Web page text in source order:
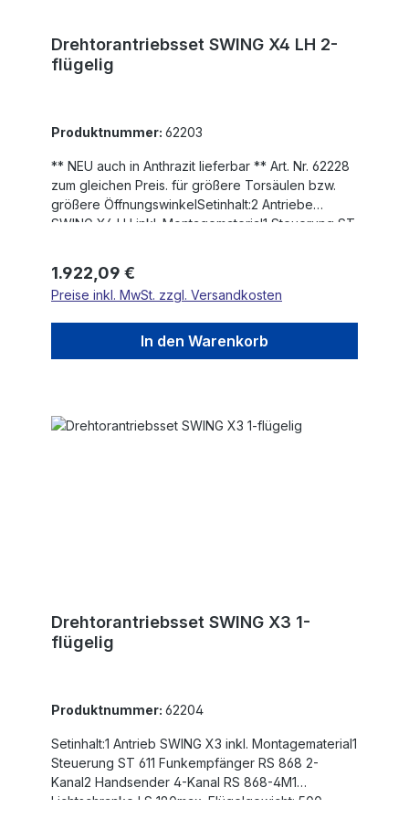
Drehtorantriebsset SWING X4 LH 2-
flügelig
Produktnummer: 62203
** NEU auch in Anthrazit lieferbar ** Art. Nr. 62228
zum gleichen Preis. für größere Torsäulen bzw.
größere ÖffnungswinkelSetinhalt:2 Antriebe
SWING X4 LH inkl. Montagematerial1 Steuerung ST
Flügelgewicht: 500 kgmax. Flügelbreite: 4,5
mMotorspannung: 230 VHub: 450
mmEinschaltdauer nach Betriebsart S3: 60
%Selbsthemmendes Getriebe (Blockierung des
Tores) Versperrbare Notentriegelung mit
ReversiersystemSehr massive, kugelgelagerte
SpindelBeidseitig absolut spielfreie, kardanische
Regulärer Preis:
1.922,09 €
Preise inkl. MwSt. zzgl. Versandkosten
In den Warenkorb
Drehtorantriebsset SWING X3 1-
flügelig
Produktnummer: 62204
Setinhalt:1 Antrieb SWING X3 inkl. Montagematerial1
Steuerung ST 611 Funkempfänger RS 868 2-
Kanal2 Handsender 4-Kanal RS 868-4M1
Lichtschranke LS 180max. Flügelgewicht: 500